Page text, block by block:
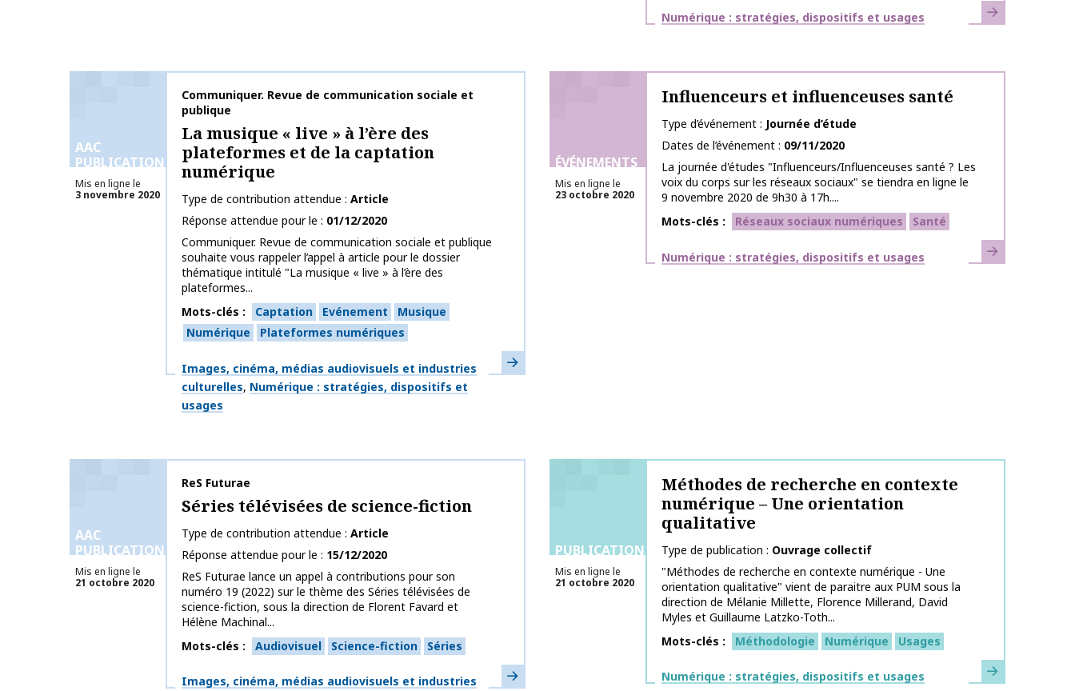
Thématiques
Numérique : stratégies, dispositifs et usages En savoir plus
AAC
PUBLICATIONS
Mis en ligne le
3 novembre 2020
Nom de la publication
Communiquer. Revue de communication sociale et
publique
La musique « live » à l’ère des
plateformes et de la captation
numérique
Type de contribution attendue
Article
Réponse attendue pour le
01/12/2020
Communiquer. Revue de communication sociale et publique
souhaite vous rappeler l’appel à article pour le dossier
thématique intitulé "La musique « live » à l’ère des
plateformes...
Mots-clés
Captation Evénement
Musique
Numérique
Plateformes numériques
Thématiques
Images, cinéma, médias audiovisuels et industries
culturelles Numérique : stratégies, dispositifs et
usages
En savoir plus
ÉVÉNEMENTS
Mis en ligne le
23 octobre 2020
Influenceurs et influenceuses santé
Type d’événement
Journée d’étude
Dates de l’événement
09/11/2020
La journée d'études "Influenceurs/Influenceuses santé ? Les
voix du corps sur les réseaux sociaux" se tiendra en ligne le
9 novembre 2020 de 9h30 à 17h....
Mots-clés
Réseaux sociaux numériques Santé
Thématiques
Numérique : stratégies, dispositifs et usages En savoir plus
AAC
PUBLICATIONS
Mis en ligne le
21 octobre 2020
Nom de la publication
ReS Futurae
Séries télévisées de science-fiction
Type de contribution attendue
Article
Réponse attendue pour le
15/12/2020
ReS Futurae lance un appel à contributions pour son
numéro 19 (2022) sur le thème des Séries télévisées de
science-fiction, sous la direction de Florent Favard et
Hélène Machinal...
Mots-clés
Audiovisuel Science-fiction Séries
Thématiques
Images, cinéma, médias audiovisuels et industries
En savoir plus
PUBLICATIONS
Mis en ligne le
21 octobre 2020
Méthodes de recherche en contexte
numérique – Une orientation
qualitative
Type de publication
Ouvrage collectif
"Méthodes de recherche en contexte numérique - Une
orientation qualitative" vient de paraitre aux PUM sous la
direction de Mélanie Millette, Florence Millerand, David
Myles et Guillaume Latzko-Toth...
Mots-clés
Méthodologie Numérique Usages
Thématiques
Numérique : stratégies, dispositifs et usages En savoir plus